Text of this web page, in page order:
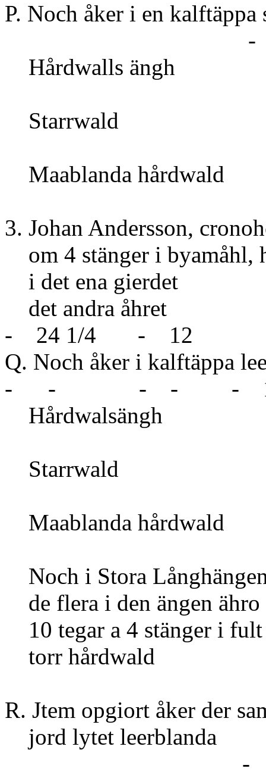
P. Noch åker i en
-
3. Johan Andersson,
om 4 stänger i byamåhl,
i det ena
det andra
- 24 1/4 - 12
Q. Noch åker i
- - - - -
Noch i Stora
de flera i den ängen ähro
10 tegar a 4 stänger i
torr
R. Jtem opgiort åker der
jord lytet
-